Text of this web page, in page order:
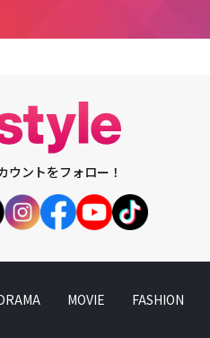
完成したダンサーたちの実力を確認す
ができていると感じるだろう」と伝え
を示した。「STREET DANCE GIRLS FI
する。
ウントをフォロー！
MOVIE FASHION